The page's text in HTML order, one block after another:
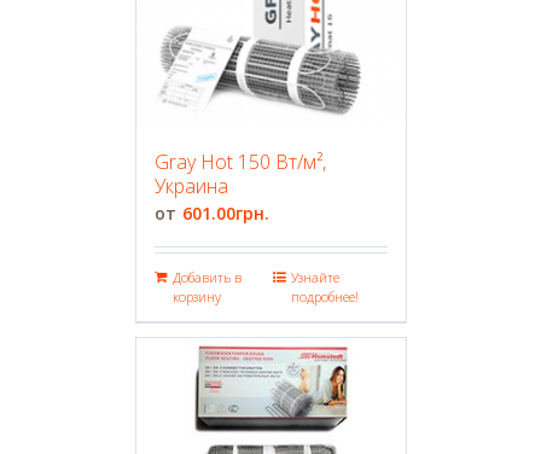
Gray Hot 150 Вт/м²,
Украина
601.00грн.
Добавить в
корзину
Узнайте
подробнее!